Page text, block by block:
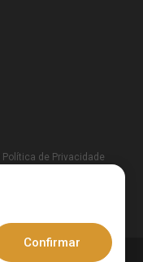
Política de Privacidade
Confirmar